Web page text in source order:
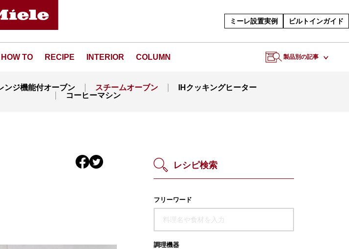
ミーレ設置実例 ビルトインガイド
製品別の記事
HOW TO RECIPE INTERIOR COLUMN
ンジ機能付オーブン スチームオーブン
IHクッキングヒーター
コーヒーマシン
レシピ検索
フリーワード
調理機器